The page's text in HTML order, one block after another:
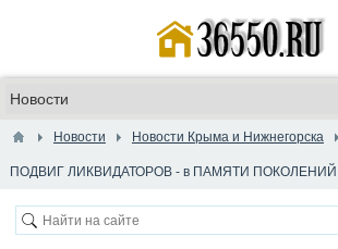
Новости Новости Крыма и Нижнегорска
ПОДВИГ ЛИКВИДАТОРОВ - в ПАМЯТИ ПОКОЛЕНИЙ